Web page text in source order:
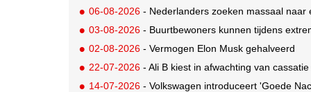
06-08-2026 - Nederlanders zoeken massaal naar
03-08-2026 - Buurtbewoners kunnen tijdens
02-08-2026 - Vermogen Elon Musk gehalveerd
22-07-2026 - Ali B kiest in afwachting van
14-07-2026 - Volkswagen introduceert 'Goede